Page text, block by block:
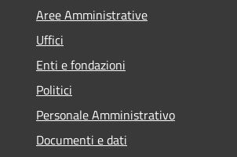
Aree Amministrative
Uffici
Enti e fondazioni
Politici
Personale Amministrativo
Documenti e dati